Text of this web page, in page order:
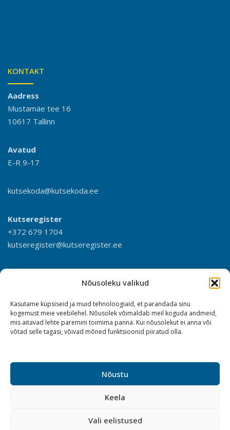
Nõusoleku valikud
Kasutame küpsiseid ja muid tehnoloogiaid, et parandada sinu
kogemust meie veebilehel. Nõusolek võimaldab meil koguda andmeid,
mis aitavad lehte paremini toimima panna. Kui nõusolekut ei anna või
võtad selle tagasi, võivad mõned funktsioonid piiratud olla.
Nõustu
Keela
Vali eelistused
KONTAKT
Aadress
Mustamäe tee 16
10617 Tallinn
Avatud
E-R 9-17
kutsekoda@kutsekoda.ee
Kutseregister
+372 679 1704
kutseregister@kutseregister.ee